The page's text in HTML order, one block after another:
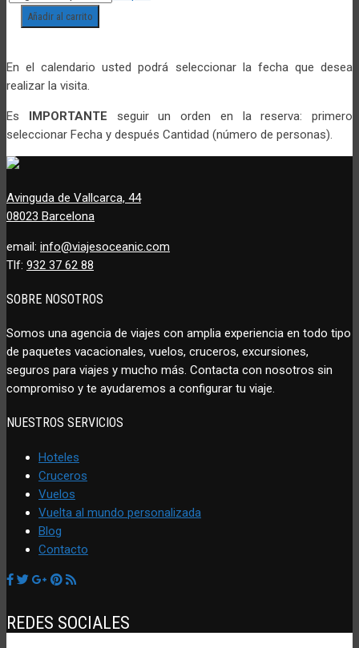
Tour
de
Buenos
cantidad
Añadir al carrito
En el calendario usted podrá seleccionar la fecha que desea
realizar la visita.
Es IMPORTANTE seguir un orden en la reserva: primero
seleccionar Fecha y después Cantidad (número de personas).
Avinguda de Vallcarca, 44
08023 Barcelona
email: info@viajesoceanic.com
Tlf: 932 37 62 88
SOBRE NOSOTROS
Somos una agencia de viajes con amplia experiencia en todo tipo
de paquetes vacacionales, vuelos, cruceros, excursiones,
seguros para viajes y mucho más. Contacta con nosotros sin
compromiso y te ayudaremos a configurar tu viaje.
NUESTROS SERVICIOS
Hoteles
Cruceros
Vuelos
Vuelta al mundo personalizada
Blog
Contacto
REDES SOCIALES